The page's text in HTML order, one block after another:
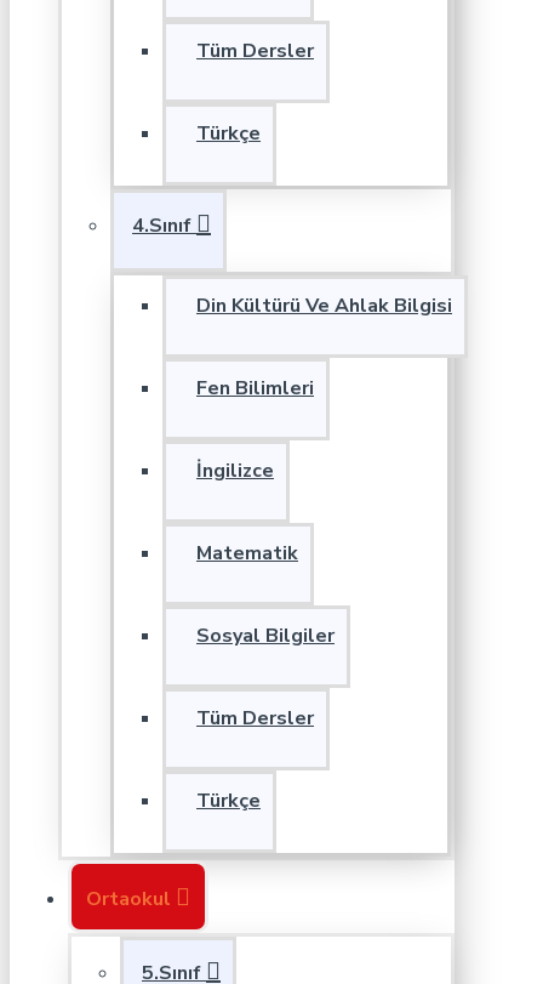
Tüm Dersler
Türkçe
4.Sınıf
Din Kültürü Ve Ahlak Bilgisi
Fen Bilimleri
İngilizce
Matematik
Sosyal Bilgiler
Tüm Dersler
Türkçe
Ortaokul
5.Sınıf